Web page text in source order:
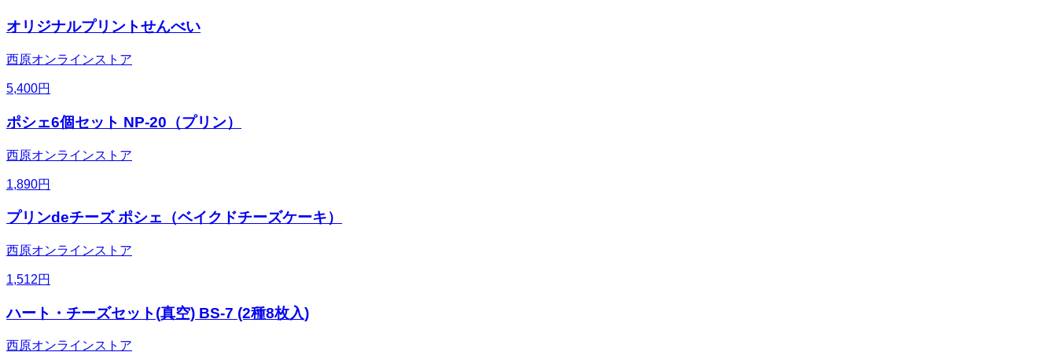
オリジナルプリントせんべい
西原オンラインストア
5,400円
ポシェ6個セット NP-20（プリン）
西原オンラインストア
1,890円
プリンdeチーズ ポシェ（ベイクドチーズケーキ）
西原オンラインストア
1,512円
ハート・チーズセット(真空) BS-7 (2種8枚入)
西原オンラインストア